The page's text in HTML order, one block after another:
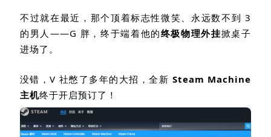
不过就在最近，那个顶着标志性微笑、永远数不到 3
的男人 ——G 胖，终于端着他的终极物理外挂掀桌子
进场了。
没错，V 社憋了多年的大招，全新 Steam Machine
主机终于开启预订了！